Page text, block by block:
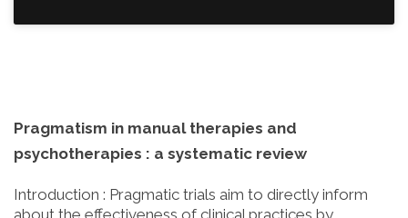
Pragmatism in manual therapies and
psychotherapies : a systematic review
Introduction : Pragmatic trials aim to directly inform